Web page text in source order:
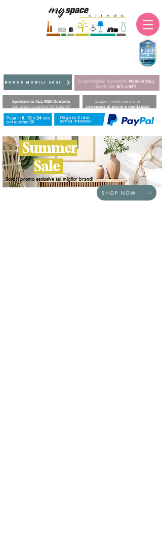
BONUS MOBILI 2025 Scopri migliaia di prodotti Made in Italy
Sconti dal 30%al50%
Spedizione ALL RISK Gratuita
per ordini a partire da €149,00
Scopri i nostri servizi di
consegna al piano e montaggio
Summer
Sale
SHOP NOW
Scopri promo esclusive sui miglior brand!